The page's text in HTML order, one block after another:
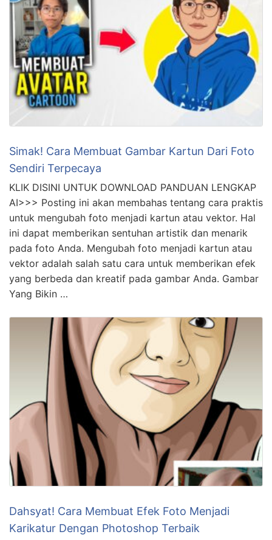
Simak! Cara Membuat Gambar Kartun Dari Foto
Sendiri Terpecaya
KLIK DISINI UNTUK DOWNLOAD PANDUAN LENGKAP
AI>>> Posting ini akan membahas tentang cara praktis
untuk mengubah foto menjadi kartun atau vektor. Hal
ini dapat memberikan sentuhan artistik dan menarik
pada foto Anda. Mengubah foto menjadi kartun atau
vektor adalah salah satu cara untuk memberikan efek
yang berbeda dan kreatif pada gambar Anda. Gambar
Yang Bikin …
Dahsyat! Cara Membuat Efek Foto Menjadi
Karikatur Dengan Photoshop Terbaik